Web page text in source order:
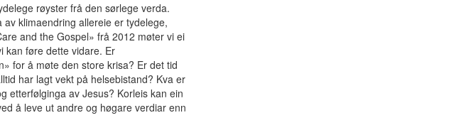
røyster frå den sørlege verda.
klimaendring allereie er tydelege,
and the Gospel» frå 2012 møter vi ei
kan føre dette vidare. Er
for å møte den store krisa? Er det tid
har lagt vekt på helsebistand? Kva er
etterfølginga av Jesus? Korleis kan ein
å leve ut andre og høgare verdiar enn